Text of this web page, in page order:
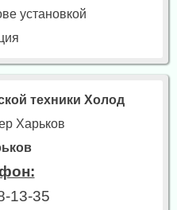
установкой
техники Холод
Харьков
13-35